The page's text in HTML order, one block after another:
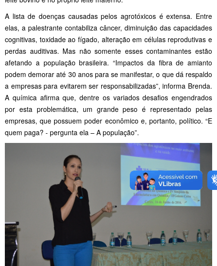
A lista de doenças causadas pelos agrotóxicos é extensa. Entre
elas, a palestrante contabiliza câncer, diminuição das capacidades
cognitivas, toxidade ao fígado, alteração em células reprodutivas e
perdas auditivas. Mas não somente esses contaminantes estão
afetando a população brasileira. “Impactos da fibra de amianto
podem demorar até 30 anos para se manifestar, o que dá respaldo
a empresas para evitarem ser responsabilizadas”, informa Brenda.
A química afirma que, dentre os variados desafios engendrados
por esta problemática, um grande peso é representado pelas
empresas, que possuem poder econômico e, portanto, político. “E
quem paga? - pergunta ela – A população”.